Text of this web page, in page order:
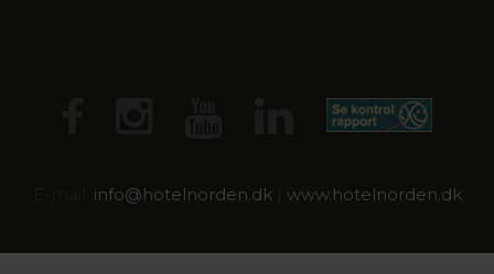
info@hotelnorden.dk www.hotelnorden.dk